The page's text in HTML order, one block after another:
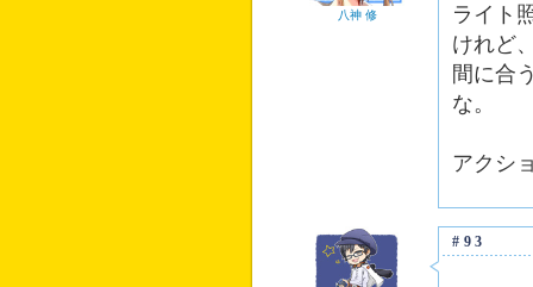
八神 修
ライト
けれど
間に合
な。
アクシ
#93